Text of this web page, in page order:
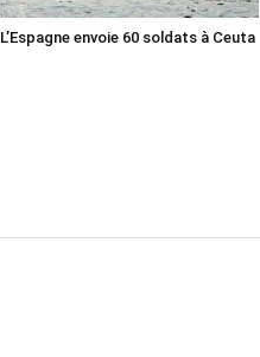
L’Espagne envoie 60 soldats à Ceuta